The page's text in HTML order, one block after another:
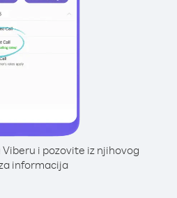
i pozovite iz njihovog
informacija